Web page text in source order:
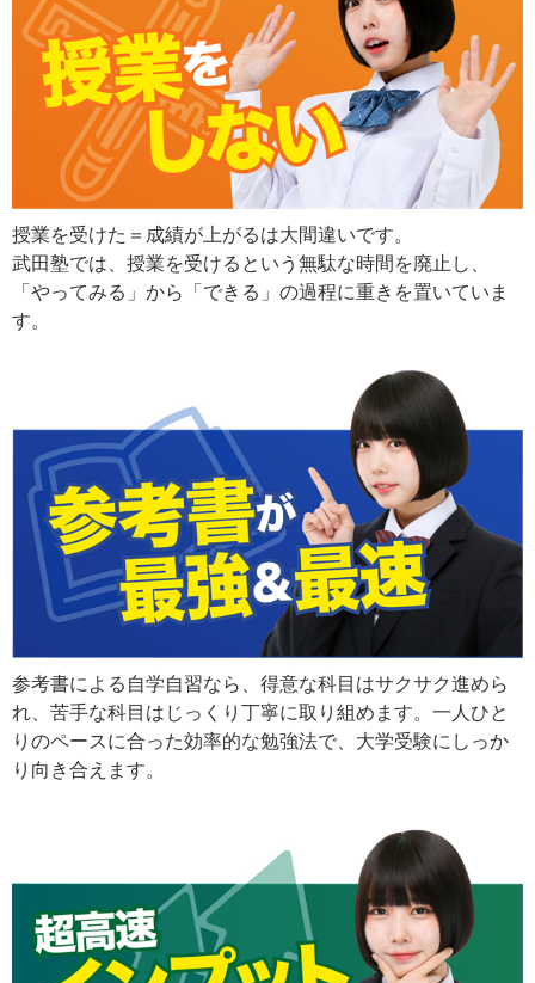
授業を受けた＝成績が上がるは大間違いです。
武田塾では、授業を受けるという無駄な時間を廃止し、
「やってみる」から「できる」の過程に重きを置いていま
す。
参考書による自学自習なら、得意な科目はサクサク進めら
れ、苦手な科目はじっくり丁寧に取り組めます。一人ひと
りのペースに合った効率的な勉強法で、大学受験にしっか
り向き合えます。